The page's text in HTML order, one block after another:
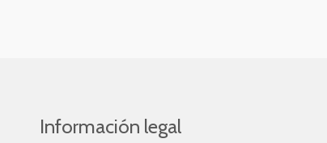
Información legal